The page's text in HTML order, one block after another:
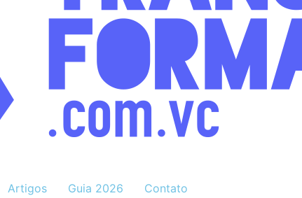
Artigos Guia 2026 Contato